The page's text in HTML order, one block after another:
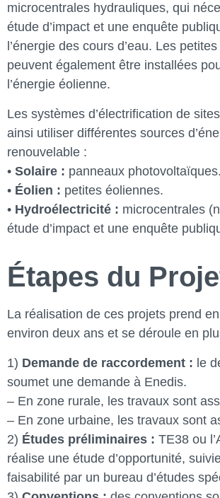
microcentrales hydrauliques, qui
étude d’impact et une enquête
l’énergie des cours d’eau. Les
peuvent également être installées
l’énergie éolienne.
Les systèmes d’électrification de
ainsi utiliser différentes sources
renouvelable :
• Solaire : panneaux photovoltaïques.
• Éolien : petites éoliennes.
• Hydroélectricité : microcentrales
étude d’impact et une enquête
Étapes du
La réalisation de ces projets prend
environ deux ans et se déroule en
1) Demande de raccordement : le
soumet une demande à Enedis.
– En zone rurale, les travaux sont
– En zone urbaine, les travaux sont
2) Études préliminaires : TE38 ou
réalise une étude d’opportunité,
faisabilité par un bureau d’études